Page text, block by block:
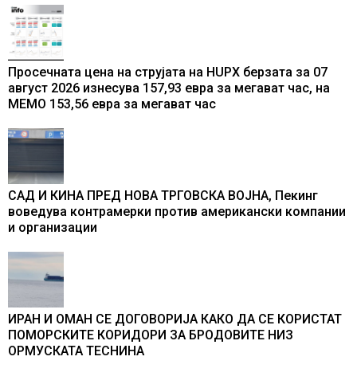
Просечната цена на струјата на HUPX берзата за 07
август 2026 изнесува 157,93 евра за мегават час, на
МЕМО 153,56 евра за мегават час
САД И КИНА ПРЕД НОВА ТРГОВСКА ВОЈНА, Пекинг
воведува контрамерки против американски компании
и организации
ИРАН И ОМАН СЕ ДОГОВОРИЈА КАКО ДА СЕ КОРИСТАТ
ПОМОРСКИТЕ КОРИДОРИ ЗА БРОДОВИТЕ НИЗ
ОРМУСКАТА ТЕСНИНА